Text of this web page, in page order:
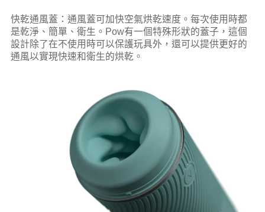
快乾通風蓋：通風蓋可加快空氣烘乾速度。每次使用時都
是乾淨、簡單、衛生。Pow有一個特殊形狀的蓋子，這個
設計除了在不使用時可以保護玩具外，還可以提供更好的
通風以實現快速和衛生的烘乾。